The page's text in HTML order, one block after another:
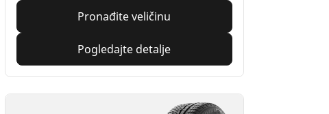
Pronađite veličinu
Pogledajte detalje